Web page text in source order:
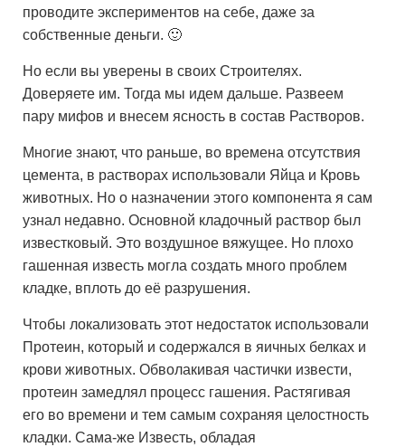
проводите экспериментов на себе, даже за
собственные деньги. 🙂
Но если вы уверены в своих Строителях.
Доверяете им. Тогда мы идем дальше. Развеем
пару мифов и внесем ясность в состав Растворов.
Многие знают, что раньше, во времена отсутствия
цемента, в растворах использовали Яйца и Кровь
животных. Но о назначении этого компонента я сам
узнал недавно. Основной кладочный раствор был
известковый. Это воздушное вяжущее. Но плохо
гашенная известь могла создать много проблем
кладке, вплоть до её разрушения.
Чтобы локализовать этот недостаток использовали
Протеин, который и содержался в яичных белках и
крови животных. Обволакивая частички извести,
протеин замедлял процесс гашения. Растягивая
его во времени и тем самым сохраняя целостность
кладки. Сама-же Известь, обладая